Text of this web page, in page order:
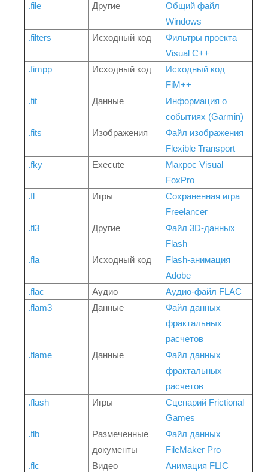
.file
Другие
Общий файл
Windows
.filters
Исходный код
Фильтры проекта
Visual C++
.fimpp
Исходный код
Исходный код
FiM++
.fit
Данные
Информация о
событиях (Garmin)
.fits
Изображения
Файл изображения
Flexible Transport
.fky
Execute
Макрос Visual
FoxPro
.fl
Игры
Сохраненная игра
Freelancer
.fl3
Другие
Файл 3D-данных
Flash
.fla
Исходный код
Flash-анимация
Adobe
.flac
Аудио
Аудио-файл FLAC
.flam3
Данные
Файл данных
фрактальных
расчетов
.flame
Данные
Файл данных
фрактальных
расчетов
.flash
Игры
Сценарий Frictional
Games
.flb
Размеченные
документы
Файл данных
FileMaker Pro
.flc
Видео
Анимация FLIC